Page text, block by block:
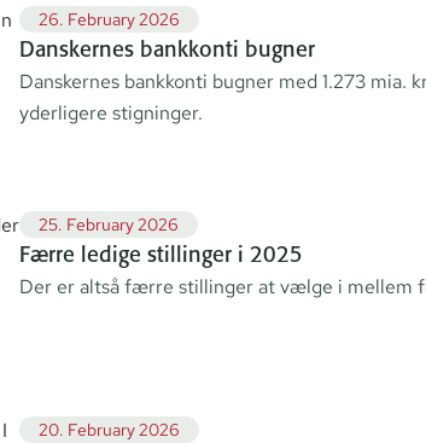
26. February 2026
Danskernes bankkonti bugner
Danskernes bankkonti bugner med 1.273 mia.
yderligere stigninger.
25. February 2026
Færre ledige stillinger i 2025
Der er altså færre stillinger at vælge i mellem
20. February 2026